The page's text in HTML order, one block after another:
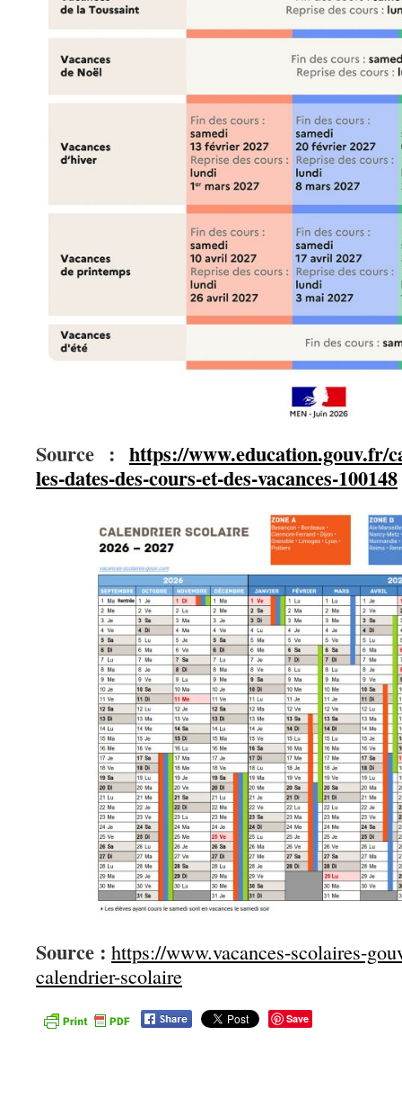
Source : https://www.education.gouv.fr/
les-dates-des-cours-et-des-vacances-100148
Source : https://www.vacances-scolaires-
calendrier-scolaire
Save